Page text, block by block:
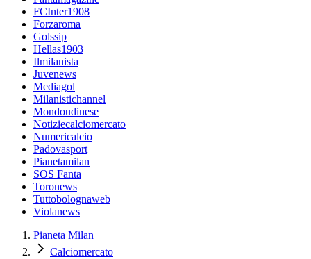
FCInter1908
Forzaroma
Golssip
Hellas1903
Ilmilanista
Juvenews
Mediagol
Milanistichannel
Mondoudinese
Notiziecalciomercato
Numericalcio
Padovasport
Pianetamilan
SOS Fanta
Toronews
Tuttobolognaweb
Violanews
Pianeta Milan
Calciomercato